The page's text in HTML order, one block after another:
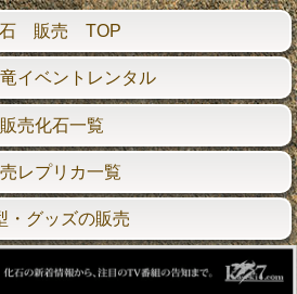
販売 TOP
イベントレンタル
販売化石一覧
レプリカ一覧
・グッズの販売